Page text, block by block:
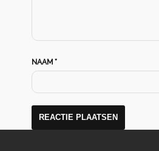
NAAM *